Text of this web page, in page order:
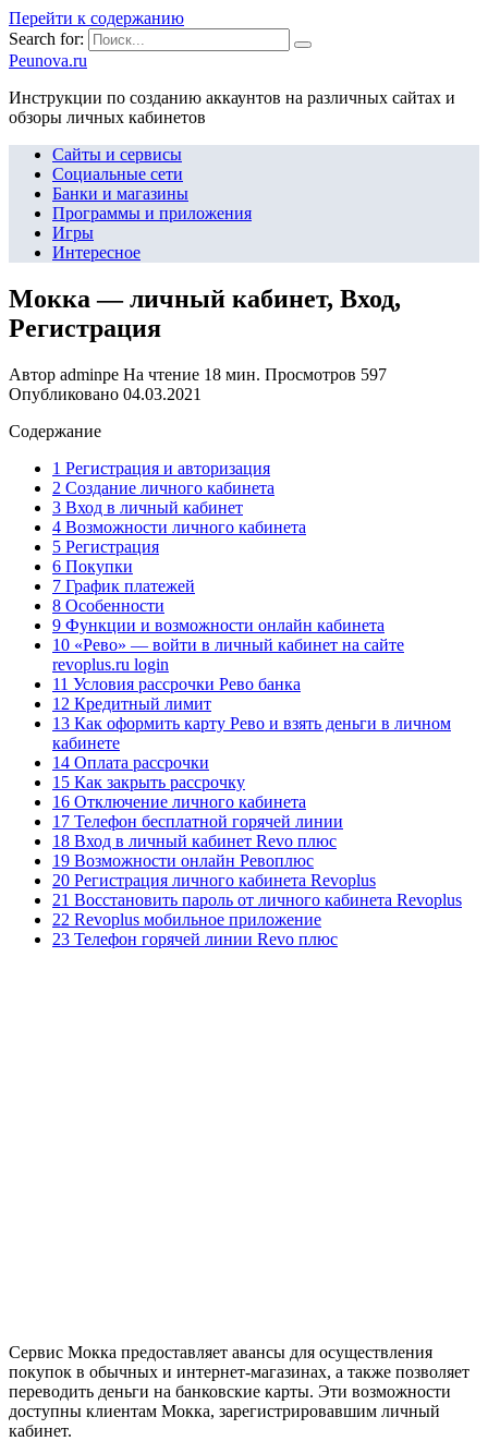
Перейти к содержанию
Search for:
Peunova.ru
Инструкции по созданию аккаунтов на различных сайтах и
обзоры личных кабинетов
Сайты и сервисы
Социальные сети
Банки и магазины
Программы и приложения
Игры
Интересное
Мокка — личный кабинет, Вход,
Регистрация
Автор adminpe На чтение 18 мин. Просмотров 597
Опубликовано 04.03.2021
Содержание
1 Регистрация и авторизация
2 Создание личного кабинета
3 Вход в личный кабинет
4 Возможности личного кабинета
5 Регистрация
6 Покупки
7 График платежей
8 Особенности
9 Функции и возможности онлайн кабинета
10 «Рево» — войти в личный кабинет на сайте
revoplus.ru login
11 Условия рассрочки Рево банка
12 Кредитный лимит
13 Как оформить карту Рево и взять деньги в личном
кабинете
14 Оплата рассрочки
15 Как закрыть рассрочку
16 Отключение личного кабинета
17 Телефон бесплатной горячей линии
18 Вход в личный кабинет Revo плюс
19 Возможности онлайн Ревоплюс
20 Регистрация личного кабинета Revoplus
21 Восстановить пароль от личного кабинета Revoplus
22 Revoplus мобильное приложение
23 Телефон горячей линии Revo плюс
Сервис Мокка предоставляет авансы для осуществления
покупок в обычных и интернет-магазинах, а также позволяет
переводить деньги на банковские карты. Эти возможности
доступны клиентам Мокка, зарегистрировавшим личный
кабинет.